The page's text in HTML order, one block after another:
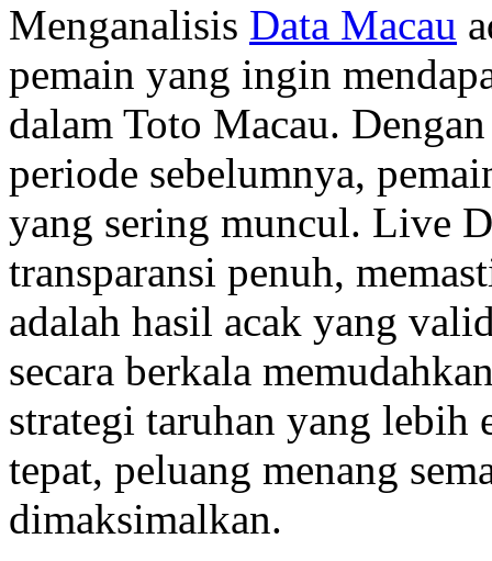
Menganalisis Data Macau
pemain yang ingin
dalam Toto Macau.
periode sebelumnya,
yang sering muncul. Live
transparansi penuh,
adalah hasil acak yang
secara berkala
strategi taruhan yang lebih
tepat, peluang menang
dimaksimalkan.